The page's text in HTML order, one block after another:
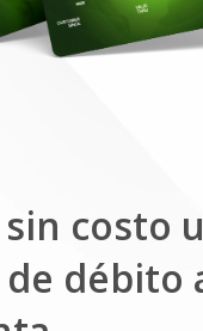
sin costo
de débito